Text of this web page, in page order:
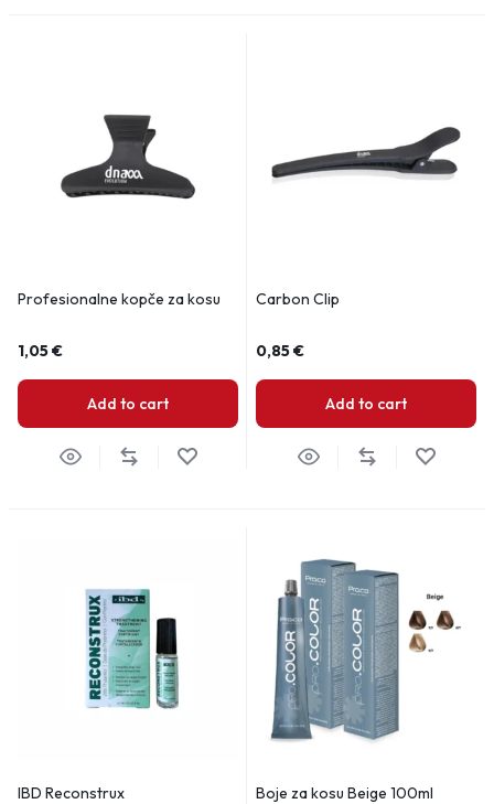
Profesionalne kopče za kosu
1,05€
Add to cart
Carbon Clip
0,85€
Add to cart
IBD Reconstrux Boje za kosu Beige 100ml